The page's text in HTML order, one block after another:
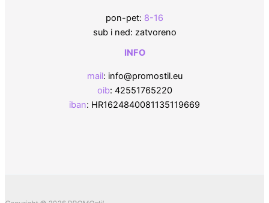
pon-pet: 8-16
sub i ned: zatvoreno
INFO
mail: info@promostil.eu
oib: 42551765220
iban: HR1624840081135119669